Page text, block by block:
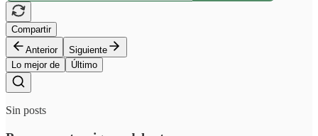
Compartir
Anterior
Siguiente
Lo mejor de
Último
Sin posts